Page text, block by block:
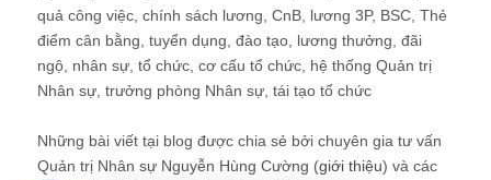
quả công việc, chính sách lương, CnB, lương 3P, BSC, Thẻ
điểm cân bằng, tuyển dụng, đào tạo, lương thưởng, đãi
ngộ, nhân sự, tổ chức, cơ cấu tổ chức, hệ thống Quản trị
Nhân sự, trưởng phòng Nhân sự, tái tạo tổ chức
Những bài viết tại blog được chia sẻ bởi chuyên gia tư vấn
Quản trị Nhân sự Nguyễn Hùng Cường (giới thiệu) và các